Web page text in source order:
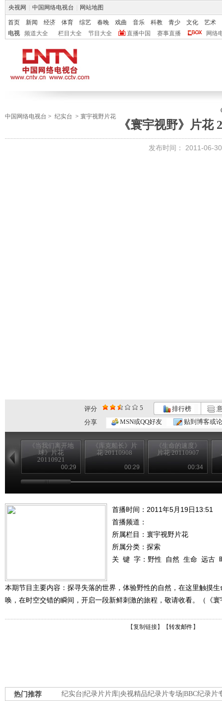
央视网 中国网络电视台 网站地图
首页 新闻 经济 体育 综艺 春晚 戏曲 音乐 科教 青少 文化
艺术
电视
频道大全 栏目大全 节目大全 直播中国 赛事直播 网络
中国网络电视台 > 纪实台 > 寰宇视野片花
《寰宇视野》片花
发布时间： 2011-06-
评分 5 排行榜
分享
MSN或QQ好友 贴到博客或
《当我们离开地
球》片花
20110921
00:29
《库克船长》片
花 20110908
00:29
《生命的速度》
片花 20110907
00:34
首播时间：2011年5月19日13:51
首播频道：
所属栏目： 寰宇视野片花
所属分类：探索
关 键 字： 野性 自然 生命 远古
本期节目主要内容：探寻失落的世界，体验野性的自然，在这里触摸
唤，在时空交错的瞬间，开启一段新鲜刺激的旅程，敬请收看。（《
【复制链接】【转发邮件 】
纪实台 纪录片片库 央视精品纪录片专场 BBC纪录片
热门推荐